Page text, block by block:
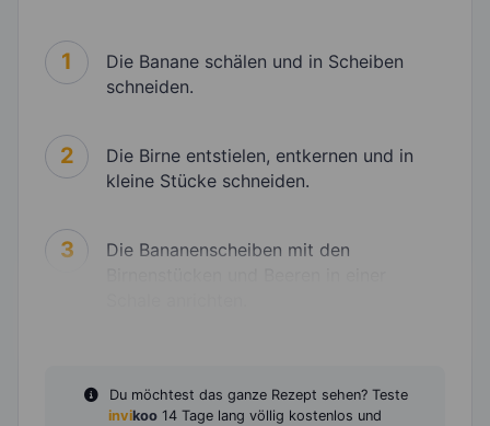
1
Die Banane schälen und in Scheiben
schneiden.
2
Die Birne entstielen, entkernen und in
kleine Stücke schneiden.
3
Die Bananenscheiben mit den
Du möchtest das ganze Rezept sehen? Teste
invikoo 14 Tage lang völlig kostenlos und